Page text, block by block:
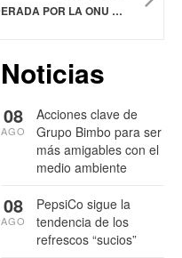
NESTLÉ SE UNE A LA COALICIÓN LIDERADA POR LA ONU PARA APOYAR LA SALUD DE LAS MUJERES
Noticias
Acciones clave de
Grupo Bimbo para ser
más amigables con el
medio ambiente
08
AGO
PepsiCo sigue la
tendencia de los
refrescos “sucios”
08
AGO